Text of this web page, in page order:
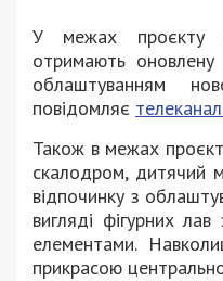
У межах проєкту з
отримають оновлену
облаштуванням
повідомляє
Також в межах
скалодром, дитячий
відпочинку з
вигляді фігурних
елементами.
прикрасою